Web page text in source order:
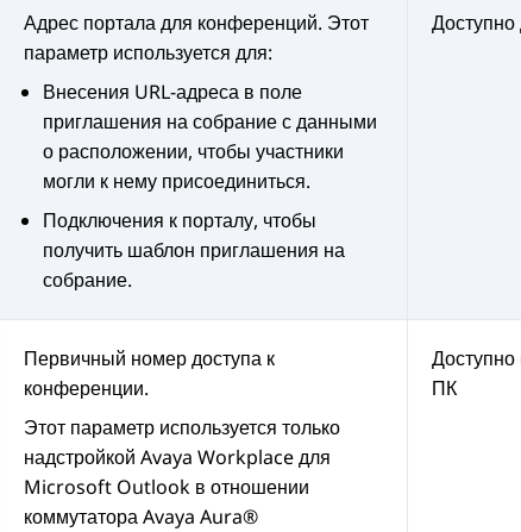
Адрес портала для конференций. Этот
параметр используется для:
Внесения URL-адреса в поле
приглашения на собрание с данными
о расположении, чтобы участники
могли к нему присоединиться.
Подключения к порталу, чтобы
получить шаблон приглашения на
собрание.
Первичный номер доступа к
конференции.
Этот параметр используется только
надстройкой Avaya Workplaceдля
Microsoft Outlook в отношении
коммутатораAvaya Aura®
Доступно
ПК